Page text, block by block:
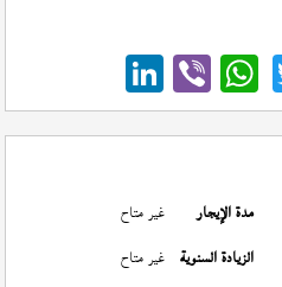
مدة الإيجار
غير متاح
الزيادة السنوية غير متاح